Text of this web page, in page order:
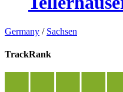
Germany / Sachsen
TrackRank